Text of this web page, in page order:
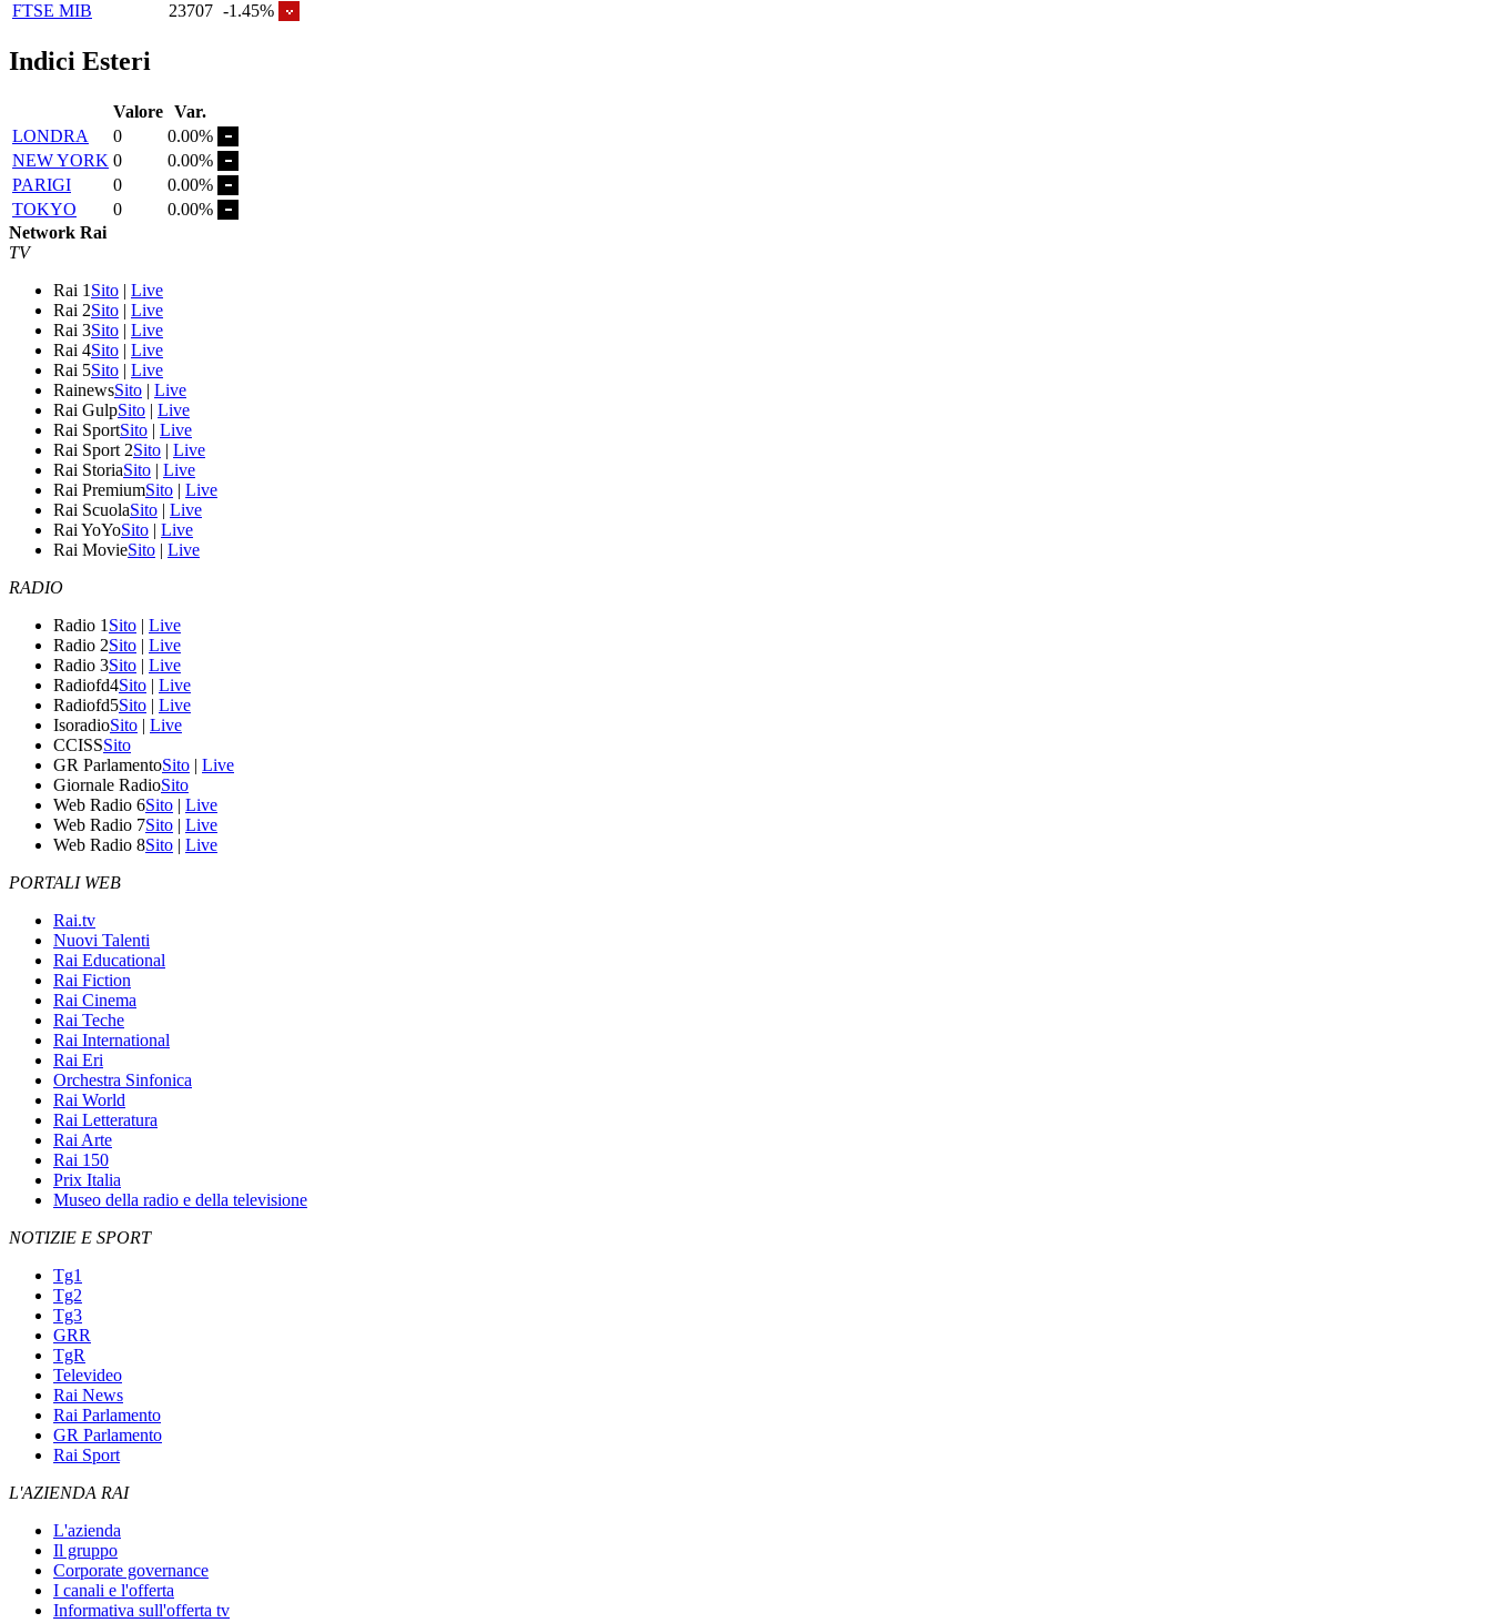
FTSE MIB
23707 -1.45%
Indici Esteri
Valore Var.
LONDRA
0
0.00%
NEW YORK 0
0.00%
PARIGI
0
0.00%
TOKYO
0
0.00%
Network Rai
TV
Rai 1 Sito | Live
Rai 2Sito | Live
Rai 3Sito | Live
Rai 4Sito | Live
Rai 5Sito | Live
RainewsSito | Live
Rai GulpSito | Live
Rai SportSito | Live
Rai Sport 2Sito | Live
Rai StoriaSito | Live
Rai PremiumSito | Live
Rai ScuolaSito | Live
Rai YoYoSito | Live
Rai MovieSito | Live
RADIO
Radio 1 Sito | Live
Radio 2Sito | Live
Radio 3Sito | Live
Radiofd4Sito | Live
Radiofd5Sito | Live
IsoradioSito | Live
CCISSSito
GR ParlamentoSito | Live
Giornale RadioSito
Web Radio 6Sito | Live
Web Radio 7Sito | Live
Web Radio 8Sito | Live
PORTALI WEB
Rai.tv
Nuovi Talenti
Rai Educational
Rai Fiction
Rai Cinema
Rai Teche
Rai International
Rai Eri
Orchestra Sinfonica
Rai World
Rai Letteratura
Rai Arte
Rai 150
Prix Italia
Museo della radio e della televisione
NOTIZIE E SPORT
Tg1
Tg2
Tg3
GRR
TgR
Televideo
Rai News
Rai Parlamento
GR Parlamento
Rai Sport
L'AZIENDA RAI
L'azienda
Il gruppo
Corporate governance
I canali e l'offerta
Informativa sull'offerta tv